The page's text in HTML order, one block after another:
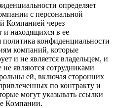
определяет
с персональной
Компанией через
находящихся в ее
конфиденциальности
компаний, которые
и не является владельцем, и
являются сотрудниками
ей, включая сторонних
по контракту и
могут указывать ссылки
Компании.